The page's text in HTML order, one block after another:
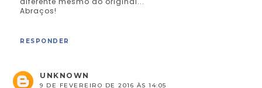
Abraços!
RESPONDER
UNKNOWN
9 DE FEVEREIRO DE 2016 ÀS 14:05